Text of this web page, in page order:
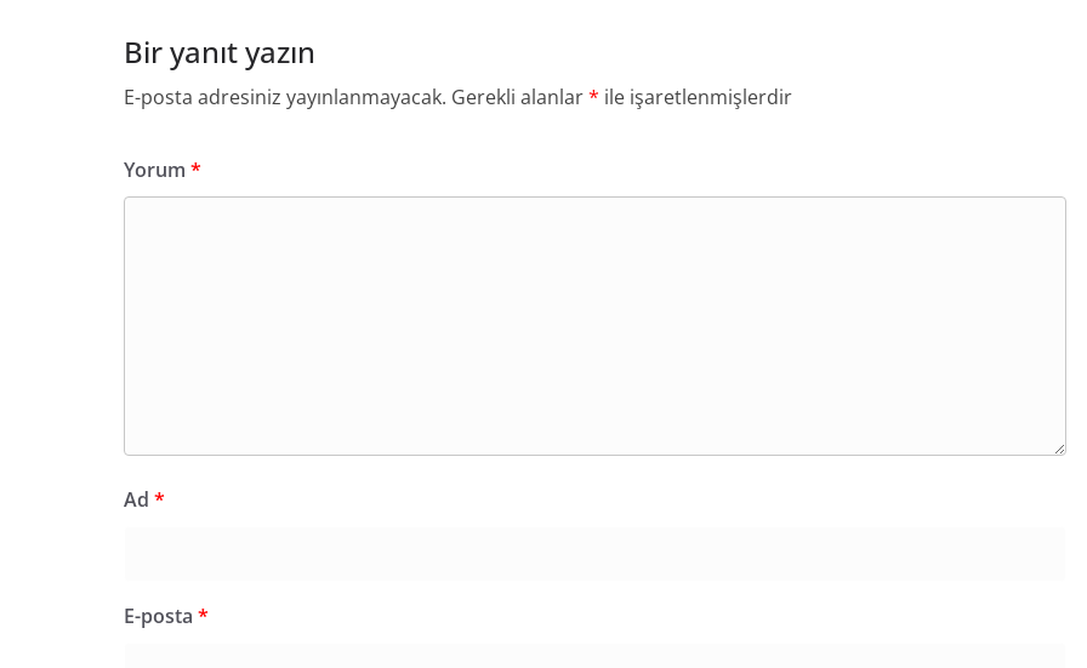
Bir yanıt yazın
E-posta adresiniz yayınlanmayacak. Gerekli alanlar* ile işaretlenmişlerdir
Yorum *
Ad *
E-posta *